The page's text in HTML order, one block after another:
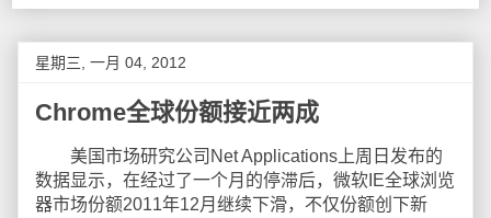
星期三, 一月 04, 2012
Chrome全球份额接近两成
美国市场研究公司Net Applications上周日发布的
数据显示，在经过了一个月的停滞后，微软IE全球浏览
器市场份额2011年12月继续下滑，不仅份额创下新